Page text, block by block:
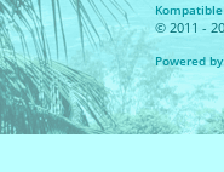
© 2011 -
Powered by